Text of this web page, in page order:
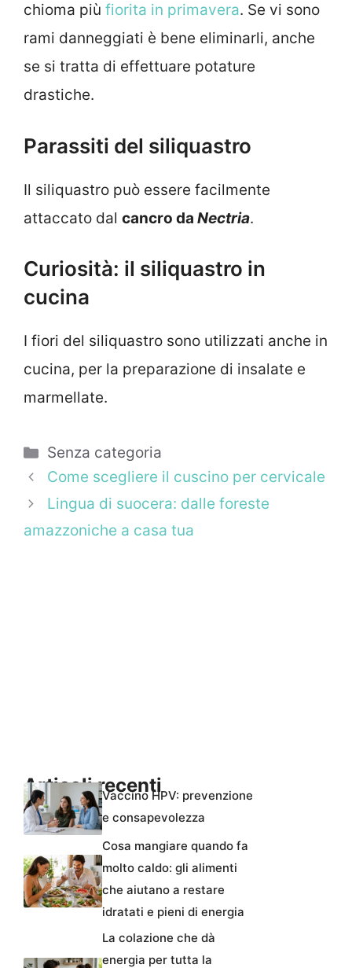
chioma più fiorita in primavera. Se vi sono
rami danneggiati è bene eliminarli, anche
se si tratta di effettuare potature
drastiche.
Parassiti del siliquastro
Il siliquastro può essere facilmente
attaccato dal cancro da Nectria.
Curiosità: il siliquastro in
cucina
I fiori del siliquastro sono utilizzati anche in
cucina, per la preparazione di insalate e
marmellate.
Categorie
Senza categoria
Come scegliere il cuscino per cervicale
Lingua di suocera: dalle foreste
amazzoniche a casa tua
Articoli recentiVaccino HPV: prevenzione
e consapevolezza
Cosa mangiare quando fa
molto caldo: gli alimenti
che aiutano a restare
idratati e pieni di energia
La colazione che dà
energia per tutta la